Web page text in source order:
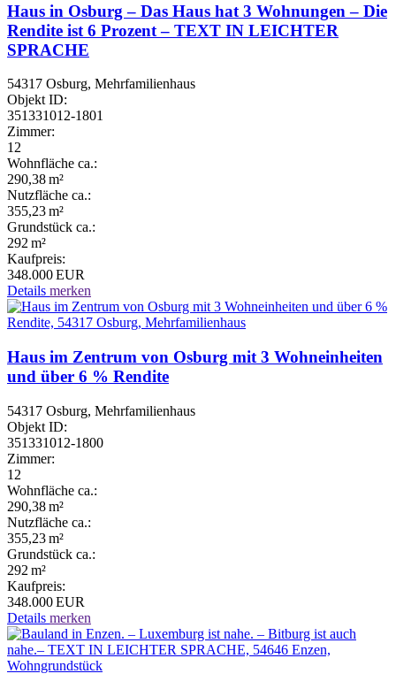
Haus in Osburg – Das Haus hat 3 Wohnungen – Die
Rendite ist 6 Prozent – TEXT IN LEICHTER
SPRACHE
54317 Osburg, Mehrfamilienhaus
Objekt ID:
351331012-1801
Zimmer:
12
Wohnfläche ca.:
290,38 m²
Nutzfläche ca.:
355,23 m²
Grund­stück ca.:
292 m²
Kaufpreis:
348.000 EUR
Details merken
Haus im Zentrum von Osburg mit 3 Wohneinheiten
und über 6 % Rendite
54317 Osburg, Mehrfamilienhaus
Objekt ID:
351331012-1800
Zimmer:
12
Wohnfläche ca.:
290,38 m²
Nutzfläche ca.:
355,23 m²
Grund­stück ca.:
292 m²
Kaufpreis:
348.000 EUR
Details merken